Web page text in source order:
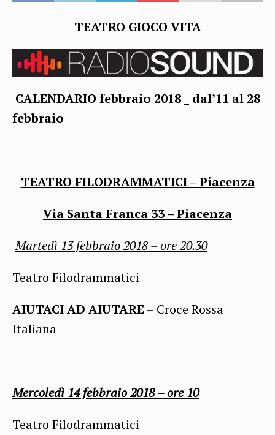
TEATRO GIOCO VITA
CALENDARIO febbraio 2018 _ dal’11 al 28
febbraio
TEATRO FILODRAMMATICI – Piacenza
Via Santa Franca 33 – Piacenza
Martedì 13 febbraio 2018 – ore 20.30
Teatro Filodrammatici
AIUTACI AD AIUTARE – Croce Rossa
Italiana
Mercoledì 14 febbraio2018 – ore 10
Teatro Filodrammatici